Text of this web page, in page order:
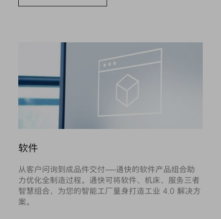
软件
从客户问询到成品件交付——通快的软件产品组合助
力优化全制造过程。通快可将软件、机床、服务三者
智慧组合，为您的智能工厂量身打造工业 4.0 解决方
案。